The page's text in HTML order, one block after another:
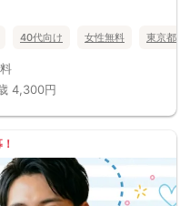
40代向け 女性無料 東京都
4,300円